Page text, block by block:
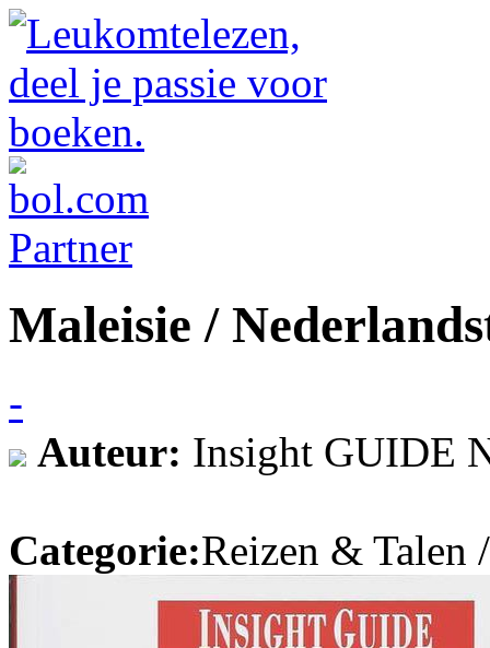
Maleisie /
-
Auteur: Insight GUIDE
Categorie:Reizen & Talen